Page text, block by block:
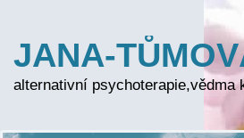
JANA-
alternativní psychoterapie,vědma